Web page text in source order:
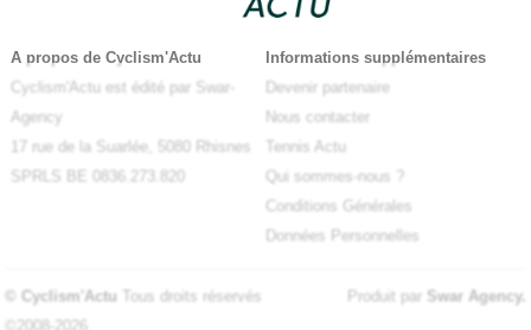
A propos de Cyclism'Actu
Cyclism'Actu est édité par Swar-
Agency
17 rue de la Suarlée, 5080 Rhisnes
SPRLS BE 0836.273.820
Informations supplémentaires
Devenir partenaire
Nous contacter
Tennis Actu
Qui sommes-nous ?
Conditions Générales
Données Personnelles
© Cyclism'Actu Tous droits réservés
©2008-2026
Produit par Swar Agency.